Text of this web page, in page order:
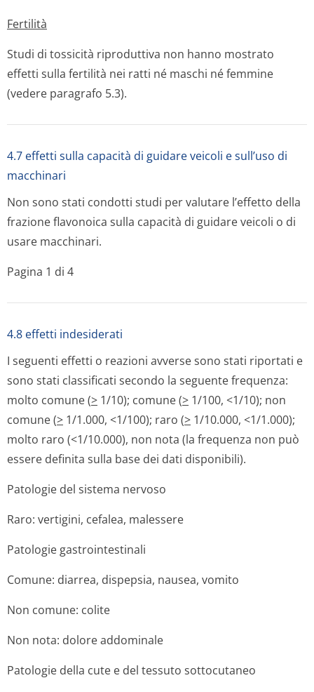
Fertilità
Studi di tossicità riproduttiva non hanno mostrato
effetti sulla fertilità nei ratti né maschi né femmine
(vedere paragrafo 5.3).
4.7 effetti sulla capacità di guidare veicoli e sull’uso di
macchinari
Non sono stati condotti studi per valutare l’effetto della
frazione flavonoica sulla capacità di guidare veicoli o di
usare macchinari.
Pagina 1 di 4
4.8 effetti indesiderati
I seguenti effetti o reazioni avverse sono stati riportati e
sono stati classificati secondo la seguente frequenza:
molto comune (> 1/10); comune (> 1/100, <1/10); non
comune (> 1/1.000, <1/100); raro (> 1/10.000, <1/1.000);
molto raro (<1/10.000), non nota (la frequenza non può
essere definita sulla base dei dati disponibili).
Patologie del sistema nervoso
Raro: vertigini, cefalea, malessere
Patologie gastrointestinali
Comune: diarrea, dispepsia, nausea, vomito
Non comune: colite
Non nota: dolore addominale
Patologie della cute e del tessuto sottocutaneo